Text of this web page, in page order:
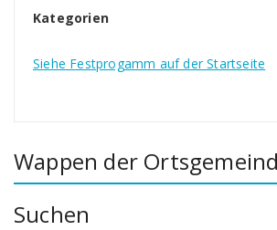
Kategorien
Siehe Festprogamm auf der Startseite
Wappen der
Suchen